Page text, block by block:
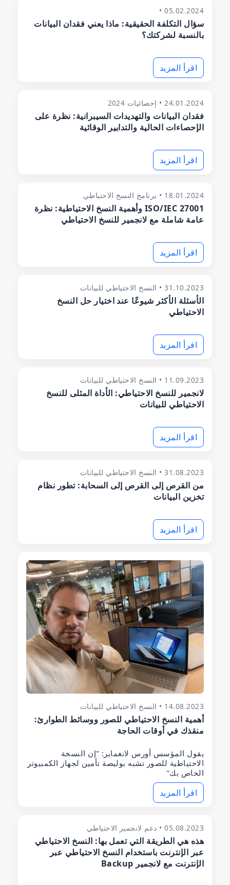
05.02.2024 •
سؤال التكلفة الحقيقية: ماذا يعني فقدان البيانات
بالنسبة لشركتك؟
اقرأ المزيد
24.01.2024 • إحصائيات 2024
فقدان البيانات والتهديدات السيبرانية: نظرة على
الإحصاءات الحالية والتدابير الوقائية
اقرأ المزيد
18.01.2024 • برنامج النسخ الاحتياطي
ISO/IEC 27001 وأهمية النسخ الاحتياطية: نظرة
عامة شاملة مع لانجمير للنسخ الاحتياطي
اقرأ المزيد
31.10.2023 • النسخ الاحتياطي للبيانات
الأسئلة الأكثر شيوعًا عند اختيار حل النسخ
الاحتياطي
اقرأ المزيد
11.09.2023 • النسخ الاحتياطي للبيانات
لانجمير للنسخ الاحتياطي: الأداة المثلى للنسخ
الاحتياطي للبيانات
اقرأ المزيد
31.08.2023 • النسخ الاحتياطي للبيانات
من القرص إلى القرص إلى السحابة: تطور نظام
تخزين البيانات
اقرأ المزيد
14.08.2023 • النسخ الاحتياطي للبيانات
أهمية النسخ الاحتياطي للصور ووسائط الطوارئ:
منقذك في أوقات الحاجة
يقول المؤسس أورس لانغماير: "إن النسخة
الاحتياطية للصور تشبه بوليصة تأمين لجهاز الكمبيوتر
الخاص بك"
اقرأ المزيد
05.08.2023 • دعم لانجمير الاحتياطي
هذه هي الطريقة التي تعمل بها: النسخ الاحتياطي
عبر الإنترنت باستخدام النسخ الاحتياطي عبر
الإنترنت مع لانجمير Backup